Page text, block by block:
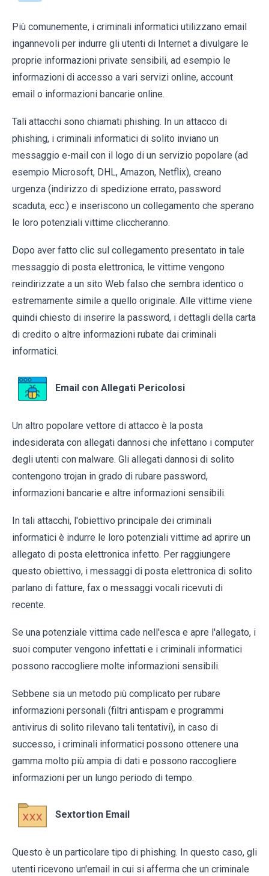
Più comunemente, i criminali informatici utilizzano email
ingannevoli per indurre gli utenti di Internet a divulgare le
proprie informazioni private sensibili, ad esempio le
informazioni di accesso a vari servizi online, account
email o informazioni bancarie online.
Tali attacchi sono chiamati phishing. In un attacco di
phishing, i criminali informatici di solito inviano un
messaggio e-mail con il logo di un servizio popolare (ad
esempio Microsoft, DHL, Amazon, Netflix), creano
urgenza (indirizzo di spedizione errato, password
scaduta, ecc.) e inseriscono un collegamento che sperano
le loro potenziali vittime cliccheranno.
Dopo aver fatto clic sul collegamento presentato in tale
messaggio di posta elettronica, le vittime vengono
reindirizzate a un sito Web falso che sembra identico o
estremamente simile a quello originale. Alle vittime viene
quindi chiesto di inserire la password, i dettagli della carta
di credito o altre informazioni rubate dai criminali
informatici.
Email con Allegati Pericolosi
Un altro popolare vettore di attacco è la posta
indesiderata con allegati dannosi che infettano i computer
degli utenti con malware. Gli allegati dannosi di solito
contengono trojan in grado di rubare password,
informazioni bancarie e altre informazioni sensibili.
In tali attacchi, l'obiettivo principale dei criminali
informatici è indurre le loro potenziali vittime ad aprire un
allegato di posta elettronica infetto. Per raggiungere
questo obiettivo, i messaggi di posta elettronica di solito
parlano di fatture, fax o messaggi vocali ricevuti di
recente.
Se una potenziale vittima cade nell'esca e apre l'allegato, i
suoi computer vengono infettati e i criminali informatici
possono raccogliere molte informazioni sensibili.
Sebbene sia un metodo più complicato per rubare
informazioni personali (filtri antispam e programmi
antivirus di solito rilevano tali tentativi), in caso di
successo, i criminali informatici possono ottenere una
gamma molto più ampia di dati e possono raccogliere
informazioni per un lungo periodo di tempo.
Sextortion Email
Questo è un particolare tipo di phishing. In questo caso, gli
utenti ricevono un'email in cui si afferma che un criminale